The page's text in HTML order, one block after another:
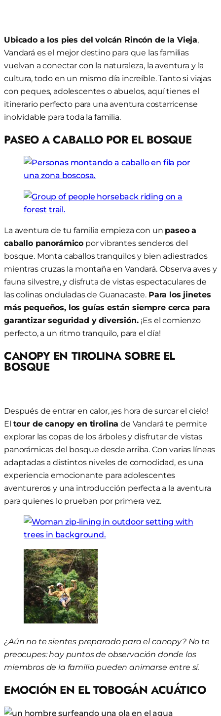
Ubicado a los pies del volcán Rincón de la Vieja,
Vandará es el mejor destino para que las familias
vuelvan a conectar con la naturaleza, la aventura y la
cultura, todo en un mismo día increíble. Tanto si viajas
con peques, adolescentes o abuelos, aquí tienes el
itinerario perfecto para una aventura costarricense
inolvidable para toda la familia.
PASEO A CABALLO POR EL BOSQUE
La aventura de tu familia empieza con un paseo a
caballo panorámico por vibrantes senderos del
bosque. Monta caballos tranquilos y bien adiestrados
mientras cruzas la montaña en Vandará. Observa aves y
fauna silvestre, y disfruta de vistas espectaculares de
las colinas onduladas de Guanacaste. Para los jinetes
más pequeños, los guías están siempre cerca para
garantizar seguridad y diversión. ¡Es el comienzo
perfecto, a un ritmo tranquilo, para el día!
CANOPY EN TIROLINA SOBRE EL
BOSQUE
Después de entrar en calor, ¡es hora de surcar el cielo!
El tour de canopy en tirolina de Vandará te permite
explorar las copas de los árboles y disfrutar de vistas
panorámicas del bosque desde arriba. Con varias líneas
adaptadas a distintos niveles de comodidad, es una
experiencia emocionante para adolescentes
aventureros y una introducción perfecta a la aventura
para quienes lo prueban por primera vez.
¿Aún no te sientes preparado para el canopy? No te
preocupes: hay puntos de observación donde los
miembros de la familia pueden animarse entre sí.
EMOCIÓN EN EL TOBOGÁN ACUÁTICO